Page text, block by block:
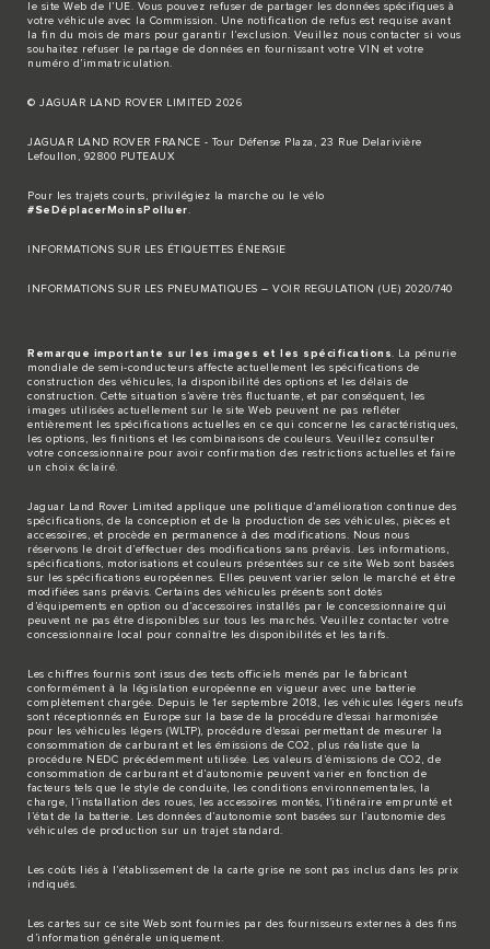
le site Web de l’UE. Vous pouvez refuser de partager les données spécifiques à
votre véhicule avec la Commission. Une notification de refus est requise avant
la fin du mois de mars pour garantir l’exclusion. Veuillez nous contacter si vous
souhaitez refuser le partage de données en fournissant votre VIN et votre
numéro d’immatriculation.
© JAGUAR LAND ROVER LIMITED 2026
JAGUAR LAND ROVER FRANCE - Tour Défense Plaza, 23 Rue Delarivière
Lefoullon, 92800 PUTEAUX
Pour les trajets courts, privilégiez la marche ou le vélo
#SeDéplacerMoinsPolluer.
INFORMATIONS SUR LES ÉTIQUETTES ÉNERGIE
INFORMATIONS SUR LES PNEUMATIQUES – VOIR REGULATION (UE) 2020/740
Remarque importante sur les images et les spécifications. La pénurie
mondiale de semi-conducteurs affecte actuellement les spécifications de
construction des véhicules, la disponibilité des options et les délais de
construction. Cette situation s’avère très fluctuante, et par conséquent, les
images utilisées actuellement sur le site Web peuvent ne pas refléter
entièrement les spécifications actuelles en ce qui concerne les caractéristiques,
les options, les finitions et les combinaisons de couleurs. Veuillez consulter
votre concessionnaire pour avoir confirmation des restrictions actuelles et faire
un choix éclairé.
Jaguar Land Rover Limited applique une politique d’amélioration continue des
spécifications, de la conception et de la production de ses véhicules, pièces et
accessoires, et procède en permanence à des modifications. Nous nous
réservons le droit d’effectuer des modifications sans préavis. Les informations,
spécifications, motorisations et couleurs présentées sur ce site Web sont basées
sur les spécifications européennes. Elles peuvent varier selon le marché et être
modifiées sans préavis. Certains des véhicules présents sont dotés
d’équipements en option ou d’accessoires installés par le concessionnaire qui
peuvent ne pas être disponibles sur tous les marchés. Veuillez contacter votre
concessionnaire local pour connaître les disponibilités et les tarifs.
Les chiffres fournis sont issus des tests officiels menés par le fabricant
conformément à la législation européenne en vigueur avec une batterie
complètement chargée. Depuis le 1er septembre 2018, les véhicules légers neufs
sont réceptionnés en Europe sur la base de la procédure d'essai harmonisée
pour les véhicules légers (WLTP), procédure d'essai permettant de mesurer la
consommation de carburant et les émissions de CO2, plus réaliste que la
procédure NEDC précédemment utilisée. Les valeurs d’émissions de CO2, de
consommation de carburant et d’autonomie peuvent varier en fonction de
facteurs tels que le style de conduite, les conditions environnementales, la
charge, l’installation des roues, les accessoires montés, l'itinéraire emprunté et
l’état de la batterie. Les données d’autonomie sont basées sur l’autonomie des
véhicules de production sur un trajet standard.
Les coûts liés à l’établissement de la carte grise ne sont pas inclus dans les prix
indiqués.
Les cartes sur ce site Web sont fournies par des fournisseurs externes à des fins
d’information générale uniquement.